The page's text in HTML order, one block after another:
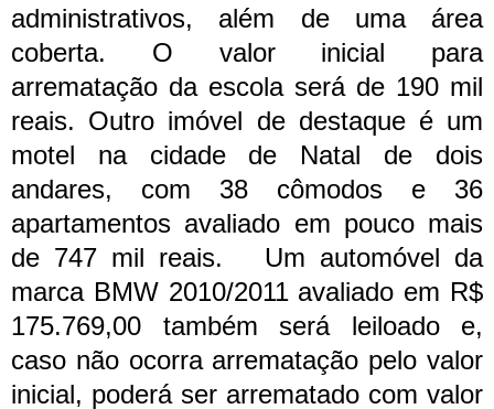
administrativos, além de uma área
coberta. O valor inicial para
arrematação da escola será de 190 mil
reais. Outro imóvel de destaque é um
motel na cidade de Natal de dois
andares, com 38 cômodos e 36
apartamentos avaliado em pouco mais
de 747 mil reais. Um automóvel da
marca BMW 2010/2011 avaliado em R$
175.769,00 também será leiloado e,
caso não ocorra arrematação pelo valor
inicial, poderá ser arrematado com valor